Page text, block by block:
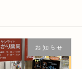
お知らせ